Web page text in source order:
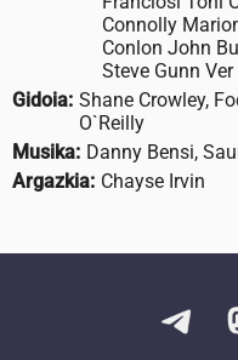
Connolly
Conlon John
Steve Gunn
Gidoia: Shane Crowley,
O`Reilly
Musika: Danny Bensi,
Argazkia: Chayse Irvin